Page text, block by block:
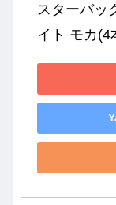
スターバッ
イト モカ(4